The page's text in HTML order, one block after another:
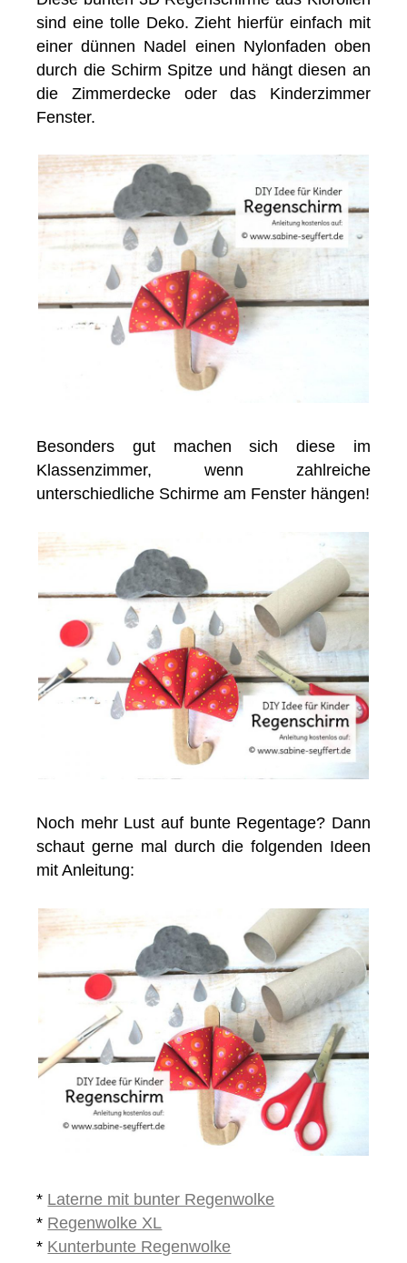
sind eine tolle Deko. Zieht hierfür einfach mit
einer dünnen Nadel einen Nylonfaden oben
durch die Schirm Spitze und hängt diesen an
die Zimmerdecke oder das Kinderzimmer
Fenster.
Besonders gut machen sich diese im
Klassenzimmer, wenn zahlreiche
unterschiedliche Schirme am Fenster hängen!
Noch mehr Lust auf bunte Regentage? Dann
schaut gerne mal durch die folgenden Ideen
mit Anleitung:
* Laterne mit bunter Regenwolke
* Regenwolke XL
* Kunterbunte Regenwolke